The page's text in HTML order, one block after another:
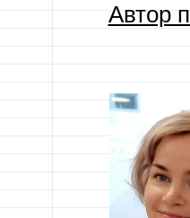
Автор